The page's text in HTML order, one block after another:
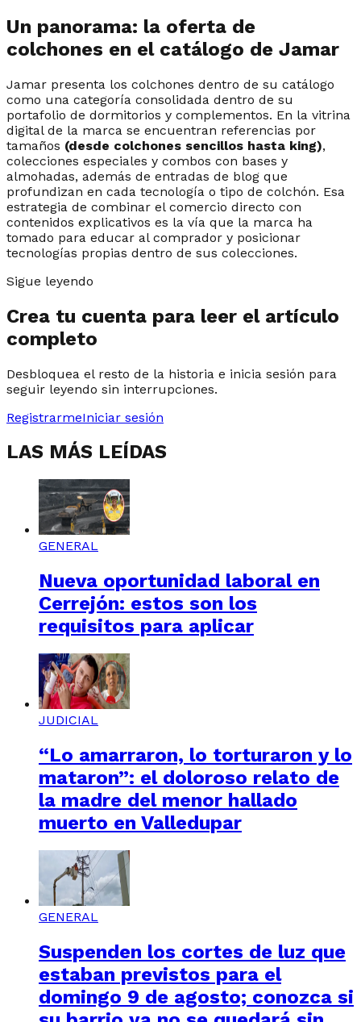
Un panorama: la oferta de
colchones en el catálogo de Jamar
Jamar presenta los colchones dentro de su catálogo
como una categoría consolidada dentro de su
portafolio de dormitorios y complementos. En la vitrina
digital de la marca se encuentran referencias por
tamaños (desde colchones sencillos hasta king),
colecciones especiales y combos con bases y
almohadas, además de entradas de blog que
profundizan en cada tecnología o tipo de colchón. Esa
estrategia de combinar el comercio directo con
contenidos explicativos es la vía que la marca ha
tomado para educar al comprador y posicionar
tecnologías propias dentro de sus colecciones.
Sigue leyendo
Crea tu cuenta para leer el artículo
completo
Desbloquea el resto de la historia e inicia sesión para
seguir leyendo sin interrupciones.
RegistrarmeIniciar sesión
LAS MÁS LEÍDAS
GENERAL
Nueva oportunidad laboral en
Cerrejón: estos son los
requisitos para aplicar
JUDICIAL
“Lo amarraron, lo torturaron y lo
mataron”: el doloroso relato de
la madre del menor hallado
muerto en Valledupar
GENERAL
Suspenden los cortes de luz que
estaban previstos para el
domingo 9 de agosto; conozca si